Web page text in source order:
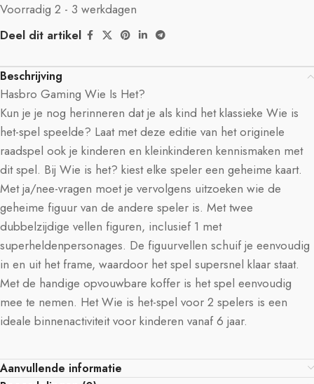
Voorradig 2 - 3 werkdagen
Deel dit artikel
Beschrijving
Hasbro Gaming Wie Is Het?
Kun je je nog herinneren dat je als kind het klassieke Wie is
het-spel speelde? Laat met deze editie van het originele
raadspel ook je kinderen en kleinkinderen kennismaken met
dit spel. Bij Wie is het? kiest elke speler een geheime kaart.
Met ja/nee-vragen moet je vervolgens uitzoeken wie de
geheime figuur van de andere speler is. Met twee
dubbelzijdige vellen figuren, inclusief 1 met
superheldenpersonages. De figuurvellen schuif je eenvoudig
in en uit het frame, waardoor het spel supersnel klaar staat.
Met de handige opvouwbare koffer is het spel eenvoudig
mee te nemen. Het Wie is het-spel voor 2 spelers is een
ideale binnenactiviteit voor kinderen vanaf 6 jaar.
Aanvullende informatie